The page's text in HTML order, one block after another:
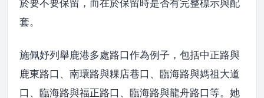
於要不要保留，而在於保留時是否有完整標示與配
套。
施佩妤列舉鹿港多處路口作為例子，包括中正路與
鹿東路口、南環路與粿店巷口、臨海路與媽祖大道
口、臨海路與福正路口、臨海路與龍舟路口等。她